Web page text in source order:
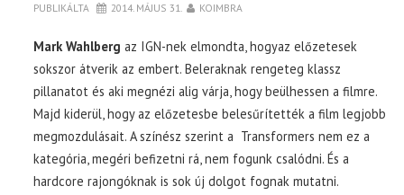
PUBLIKÁLTA 2014. MÁJUS 31. KOIMBRA
Mark Wahlberg az IGN-nek elmondta, hogyaz előzetesek
sokszor átverik az embert. Beleraknak rengeteg klassz
pillanatot és aki megnézi alig várja, hogy beülhessen a filmre.
Majd kiderül, hogy az előzetesbe belesűrítették a film legjobb
megmozdulásait. A színész szerint a Transformers nem ez a
kategória, megéri befizetni rá, nem fogunk csalódni. És a
hardcore rajongóknak is sok új dolgot fognak mutatni.